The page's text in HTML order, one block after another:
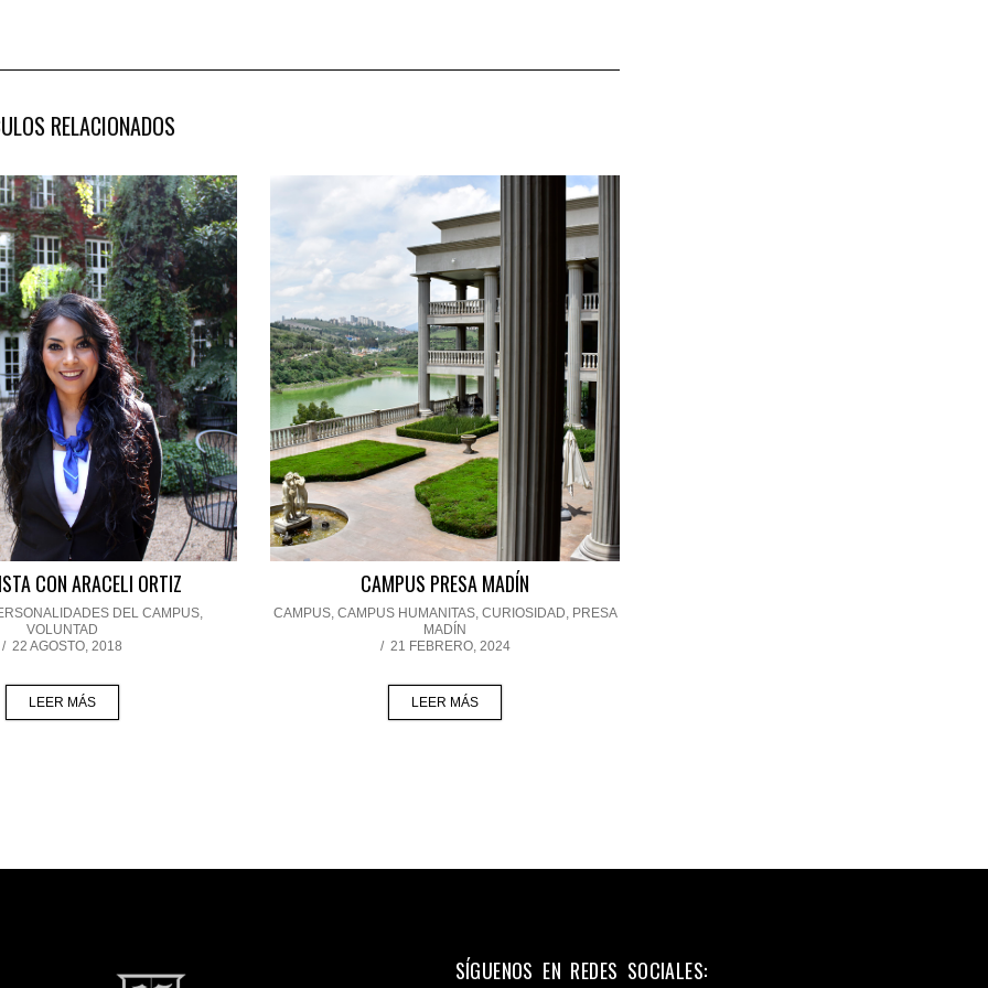
RELACIONADOS
CON ARACELI ORTIZ
DEL CAMPUS,
VOLUNTAD
/ 22 AGOSTO, 2018
LEER MÁS
CAMPUS PRESA MADÍN
CAMPUS, CAMPUS HUMANITAS, CURIOSIDAD PRESA
MADÍN
/ 21 FEBRERO, 2024
LEER MÁS
SÍGUENOS EN REDES SOCIALES: